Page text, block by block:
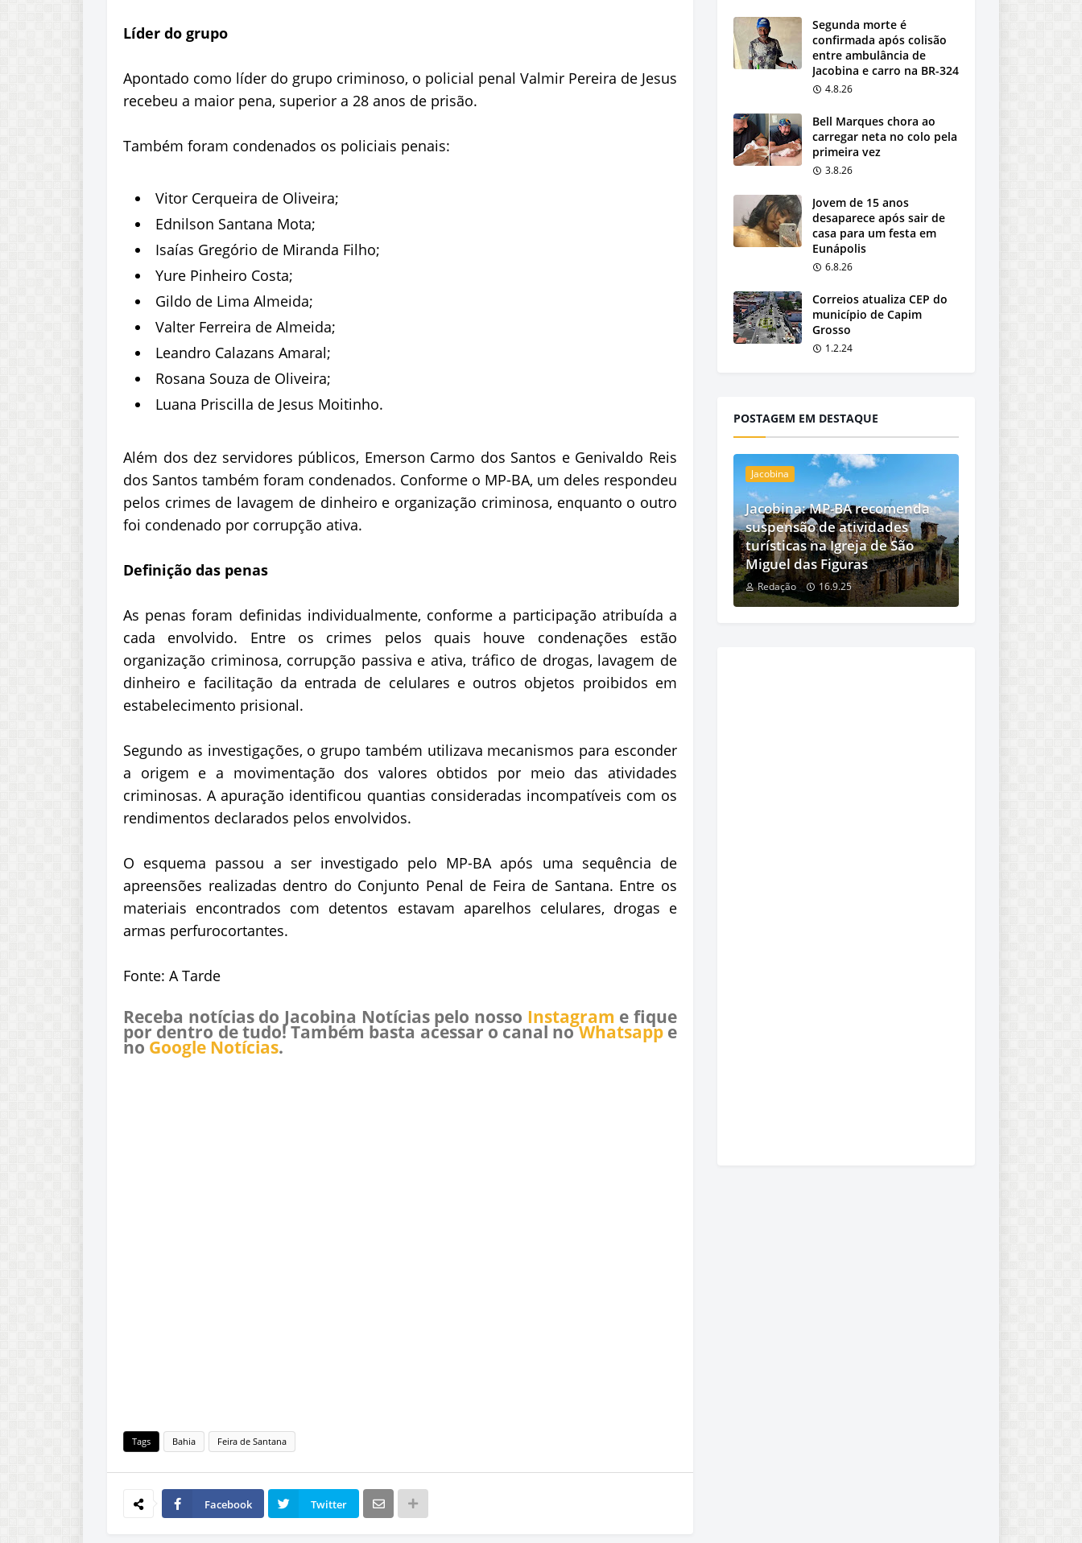
Líder do grupo
Apontado como líder do grupo criminoso, o policial penal Valmir Pereira de Jesus
recebeu a maior pena, superior a 28 anos de prisão.
Também foram condenados os policiais penais:
Vitor Cerqueira de Oliveira;
Ednilson Santana Mota;
Isaías Gregório de Miranda Filho;
Yure Pinheiro Costa;
Gildo de Lima Almeida;
Valter Ferreira de Almeida;
Leandro Calazans Amaral;
Rosana Souza de Oliveira;
Luana Priscilla de Jesus Moitinho.
Além dos dez servidores públicos, Emerson Carmo dos Santos e Genivaldo Reis
dos Santos também foram condenados. Conforme o MP-BA, um deles respondeu
pelos crimes de lavagem de dinheiro e organização criminosa, enquanto o outro
foi condenado por corrupção ativa.
Definição das penas
As penas foram definidas individualmente, conforme a participação atribuída a
cada envolvido. Entre os crimes pelos quais houve condenações estão
organização criminosa, corrupção passiva e ativa, tráfico de drogas, lavagem de
dinheiro e facilitação da entrada de celulares e outros objetos proibidos em
estabelecimento prisional.
Segundo as investigações, o grupo também utilizava mecanismos para esconder
a origem e a movimentação dos valores obtidos por meio das atividades
criminosas. A apuração identificou quantias consideradas incompatíveis com os
rendimentos declarados pelos envolvidos.
O esquema passou a ser investigado pelo MP-BA após uma sequência de
apreensões realizadas dentro do Conjunto Penal de Feira de Santana. Entre os
materiais encontrados com detentos estavam aparelhos celulares, drogas e
armas perfurocortantes.
Fonte: A Tarde
Receba notícias do Jacobina Notícias pelo nosso Instagram e fique
por dentro de tudo! Também basta acessar o canal noWhatsappe
no Google Notícias.
Tags Bahia Feira de Santana
Facebook Twitter
Segunda morte é
confirmada após colisão
entre ambulância de
Jacobina e carro na BR-324
4.8.26
Bell Marques chora ao
carregar neta no colo pela
primeira vez
3.8.26
Jovem de 15 anos
desaparece após sair de
casa para um festa em
Eunápolis
6.8.26
Correios atualiza CEP do
município de Capim
Grosso
1.2.24
POSTAGEM EM DESTAQUE
Jacobina
Jacobina: MP-BA recomenda
suspensão de atividades
turísticas na Igreja de São
Miguel das Figuras
Redação 16.9.25